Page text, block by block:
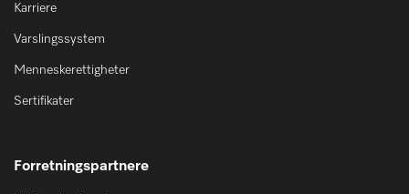
Karriere
Varslingssystem
Menneskerettigheter
Sertifikater
Forretningspartnere